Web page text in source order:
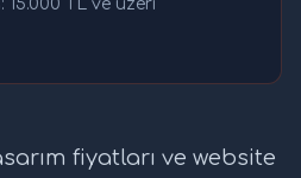
15.000 TL ve üzeri
fiyatları ve website